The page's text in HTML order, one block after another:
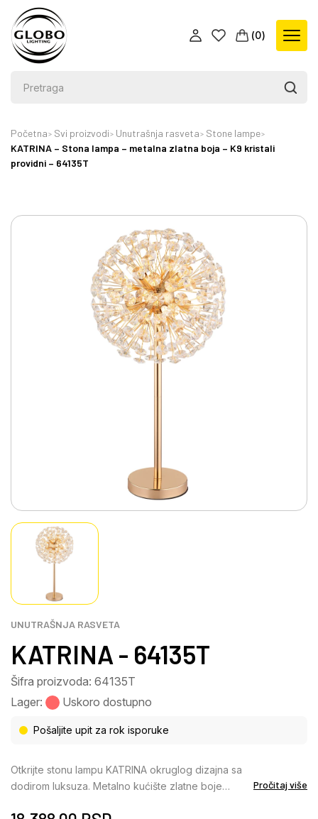
(0)
Početna Svi proizvodi Unutrašnja rasveta
Stone lampe
KATRINA – Stona lampa – metalna zlatna boja – K9 kristali
providni – 64135T
UNUTRAŠNJA RASVETA
KATRINA - 64135T
Šifra proizvoda: 64135T
Lager:
Uskoro dostupno
Pošaljite upit za rok isporuke
Otkrijte stonu lampu KATRINA okruglog dizajna sa
dodirom luksuza. Metalno kućište zlatne boje
Pročitaj više